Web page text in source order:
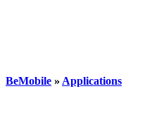
BeMobile » Applications